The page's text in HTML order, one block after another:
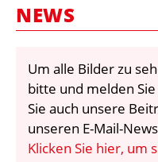
NEWS
Um alle Bilder zu
bitte und melden
Sie auch unsere
unseren E-Mail-
Klicken Sie hier, um